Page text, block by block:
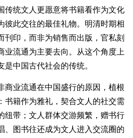
统文人更愿意将书籍看作为文化
彼此交往的最佳礼物。明清时期相
刊印，而非为销售而出版，官私刻
业流通为主要去向。从这个角度上
中国古代社会的传统。
业流通在中国盛行的原因，植根
书籍作为雅礼，契合文人的社交需
纽带；文人群体交游频繁，赠书行
、图书往还成为文人进入交流圈的